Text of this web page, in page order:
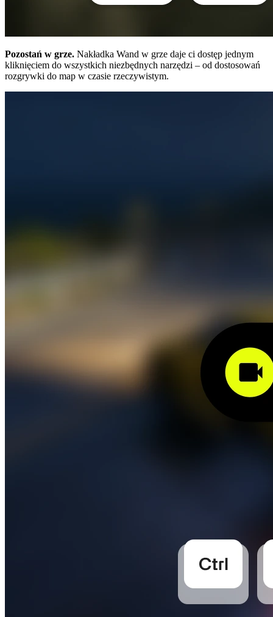
Pozostań w grze. Nakładka Wand w grze daje ci dostęp jednym
kliknięciem do wszystkich niezbędnych narzędzi – od dostosowań
rozgrywki do map w czasie rzeczywistym.